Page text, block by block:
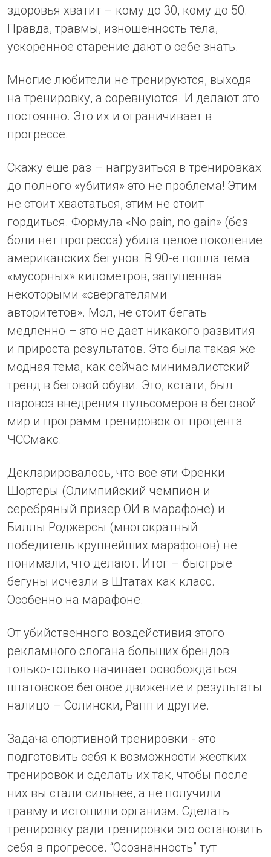
здоровья хватит – кому до 30, кому до 50.
Правда, травмы, изношенность тела,
ускоренное старение дают о себе знать.
Многие любители не тренируются, выходя
на тренировку, а соревнуются. И делают это
постоянно. Это их и ограничивает в
прогрессе.
Скажу еще раз – нагрузиться в тренировках
до полного «убития» это не проблема! Этим
не стоит хвастаться, этим не стоит
гордиться. Формула «No pain, no gain» (без
боли нет прогресса) убила целое поколение
американских бегунов. В 90-е пошла тема
«мусорных» километров, запущенная
некоторыми «свергателями
авторитетов». Мол, не стоит бегать
медленно – это не дает никакого развития
и прироста результатов. Это была такая же
модная тема, как сейчас минималистский
тренд в беговой обуви. Это, кстати, был
паровоз внедрения пульсомеров в беговой
мир и программ тренировок от процента
ЧССмакс.
Декларировалось, что все эти Френки
Шортеры (Олимпийский чемпион и
серебряный призер ОИ в марафоне) и
Биллы Роджерсы (многократный
победитель крупнейших марафонов) не
понимали, что делают. Итог – быстрые
бегуны исчезли в Штатах как класс.
Особенно на марафоне.
От убийственного воздейстивия этого
рекламного слогана больших брендов
только-только начинает освобождаться
штатовское беговое движение и результаты
налицо – Солински, Рапп и другие.
Задача спортивной тренировки - это
подготовить себя к возможности жестких
тренировок и сделать их так, чтобы после
них вы стали сильнее, а не получили
травму и истощили организм. Сделать
тренировку ради тренировки это остановить
себя в прогрессе. “Осознанность” тут